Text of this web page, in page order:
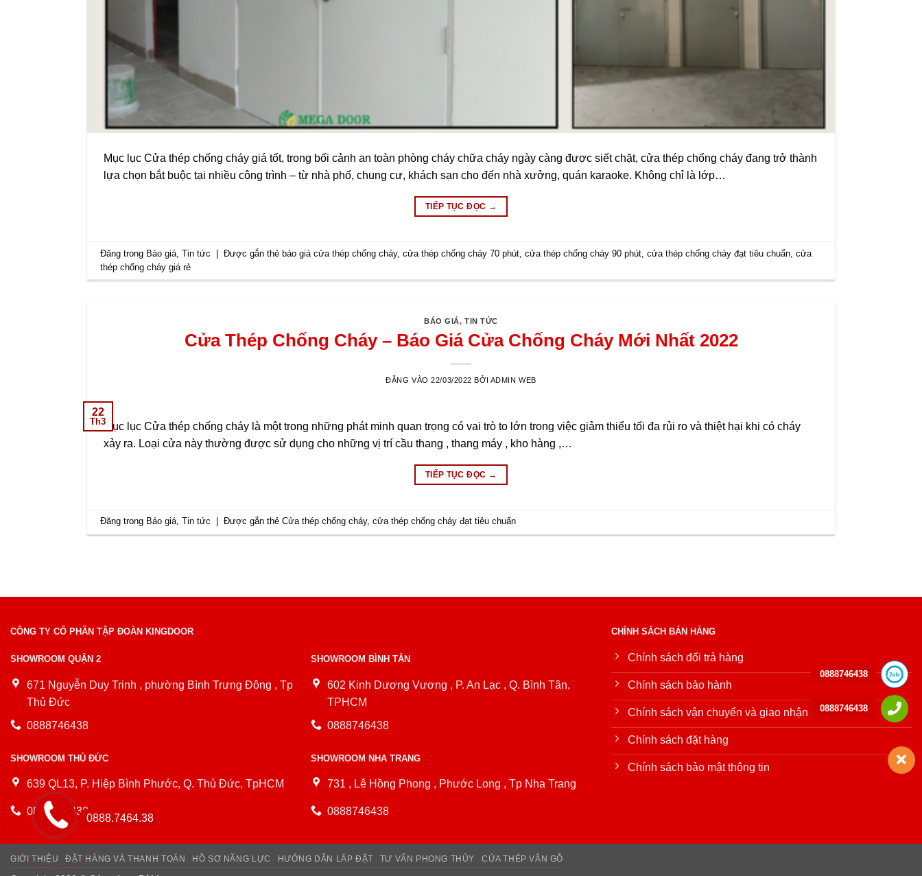
Mục lục Cửa thép chống cháy giá tốt, trong bối cảnh an toàn phòng cháy chữa cháy ngày càng được siết chặt, cửa thép chống cháy đang trở thành
lựa chọn bắt buộc tại nhiều công trình – từ nhà phố, chung cư, khách sạn cho đến nhà xưởng, quán karaoke. Không chỉ là lớp…
TIẾP TỤC ĐỌC →
Đăng trong Báo giá ,Tin tức Được gắn thẻ báo giá cửa thép chống cháy,cửa thép chống cháy 70 phút ,cửa thép chống cháy 90 phút ,cửa thép chống cháy đạt tiêu chuẩn ,cửa
thép chống cháy giá rẻ
BÁO GIÁ,TIN TỨC
Cửa Thép Chống Cháy – Báo Giá Cửa Chống Cháy Mới Nhất 2022
ĐĂNG VÀO22/03/2022 BỞI ADMIN WEB
22
Th3Mục lục Cửa thép chống cháy là một trong những phát minh quan trọng có vai trò to lớn trong việc giảm thiểu tối đa rủi ro và thiệt hại khi có cháy
xảy ra. Loại cửa này thường được sử dụng cho những vị trí cầu thang , thang máy , kho hàng ,…
TIẾP TỤC ĐỌC →
Đăng trong Báo giá,Tin tức Được gắn thẻCửa thép chống cháy,cửa thép chống cháy đạt tiêu chuẩn
CÔNG TY CỔ PHẦN TẬP ĐOÀN KINGDOOR
SHOWROOM QUẬN 2
671 Nguyễn Duy Trinh , phường Bình Trưng Đông , Tp
Thủ Đức
0888746438
SHOWROOM THỦ ĐỨC
639 QL13, P. Hiệp Bình Phước, Q. Thủ Đức, TpHCM
0888746438
SHOWROOM BÌNH TÂN
602 Kinh Dương Vương , P. An Lạc , Q. Bình Tân,
TPHCM
0888746438
SHOWROOM NHA TRANG
731 , Lê Hồng Phong , Phước Long , Tp Nha Trang
0888746438
CHÍNH SÁCH BÁN HÀNG
Chính sách đổi trả hàng
Chính sách bảo hành
Chính sách vận chuyển và giao nhận
Chính sách đặt hàng
Chính sách bảo mật thông tin
GIỚI THIỆU ĐẶT HÀNG VÀ THANH TOÁN HỒ SƠ NĂNG LỰC HƯỚNG DẪN LẮP ĐẶT TƯ VẤN PHONG THỦY CỬA THÉP VÂN GỖ
0888.7464.38
0888746438
0888746438